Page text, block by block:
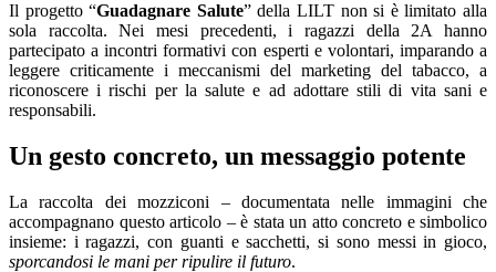
Il progetto “Guadagnare Salute” della LILT non si è limitato alla
sola raccolta. Nei mesi precedenti, i ragazzi della 2A hanno
partecipato a incontri formativi con esperti e volontari, imparando a
leggere criticamente i meccanismi del marketing del tabacco, a
riconoscere i rischi per la salute e ad adottare stili di vita sani e
responsabili.
Un gesto concreto, un messaggio potente
La raccolta dei mozziconi – documentata nelle immagini che
accompagnano questo articolo – è stata un atto concreto e simbolico
insieme: i ragazzi, con guanti e sacchetti, si sono messi in gioco,
sporcandosi le mani per ripulire il futuro.